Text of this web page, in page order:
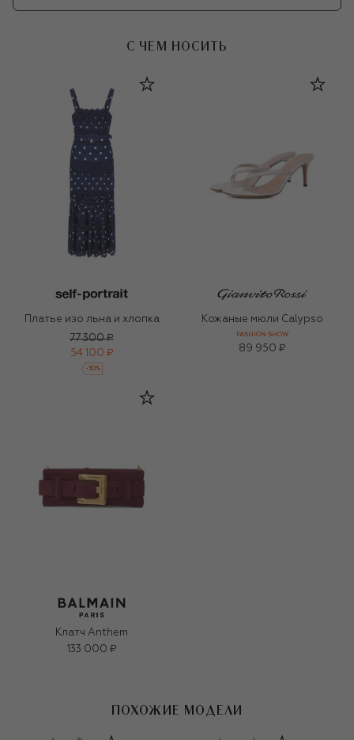
С ЧЕМ НОСИТЬ
Платье изо льна и хлопка
77 300 ₽
54 100 ₽
-30%
Кожаные мюли Calypso
FASHION SHOW
89 950 ₽
Клатч Anthem
133 000 ₽
ПОХОЖИЕ МОДЕЛИ